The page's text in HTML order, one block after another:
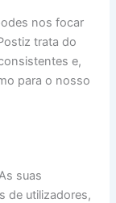
nos focar
trata do
e,
para o nosso
suas
de utilizadores,